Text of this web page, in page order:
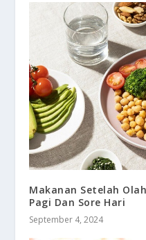
Makanan Setelah
Pagi Dan Sore Hari
September 4, 2024